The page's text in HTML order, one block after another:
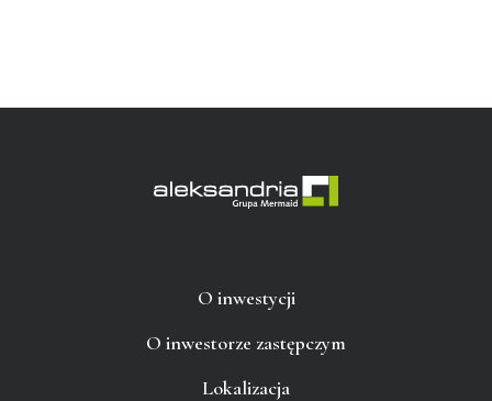
O inwestycji
O inwestorze zastępczym
Lokalizacja